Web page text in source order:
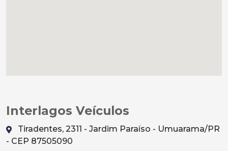
Interlagos Veículos
Tiradentes, 2311 - Jardim Paraíso - Umuarama/PR
- CEP 87505090